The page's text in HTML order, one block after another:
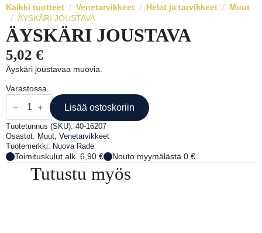
Kaikki tuotteet Venetarvikkeet Helat ja tarvikkeet
Muut
ÄYSKÄRI JOUSTAVA
ÄYSKÄRI JOUSTAVA
5,02 €
Äyskäri joustavaa muovia.
Varastossa
ÄYSKÄRI
JOUSTAVA
määrä
Lisää ostoskoriin
Tuotetunnus (SKU): 40-16207
Osastot: Muut Venetarvikkeet
Tuotemerkki: Nuova Rade
Toimituskulut alk. 6,90 € Nouto myymälästä 0 €
Tutustu myös